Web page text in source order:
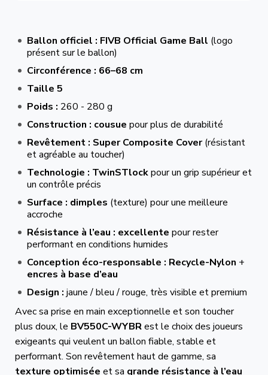
Ballon officiel : FIVB Official Game Ball (logo
présent sur le ballon)
Circonférence : 66–68 cm
Taille 5
Poids : 260 - 280 g
Construction : cousue pour plus de durabilité
Revêtement : Super Composite Cover(résistant
et agréable au toucher)
Technologie : TwinSTlockpour un grip supérieur et
un contrôle précis
Surface : dimples (texture) pour une meilleure
accroche
Résistance à l’eau : excellente pour rester
performant en conditions humides
Conception éco-responsable : Recycle-Nylon +
encres à base d’eau
Design : jaune / bleu / rouge, très visible et premium
Avec sa prise en main exceptionnelle et son toucher
plus doux, le BV550C-WYBRest le choix des joueurs
exigeants qui veulent un ballon fiable, stable et
performant. Son revêtement haut de gamme, sa
texture optimisée et sa grande résistance à l’eau